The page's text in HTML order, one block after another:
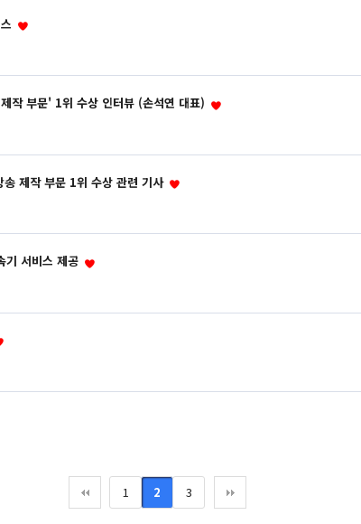
작 부문' 1위 수상 인터뷰 (손석연 대표)
송 제작 부문 1위 수상 관련 기사
기 서비스 제공
1 2 3